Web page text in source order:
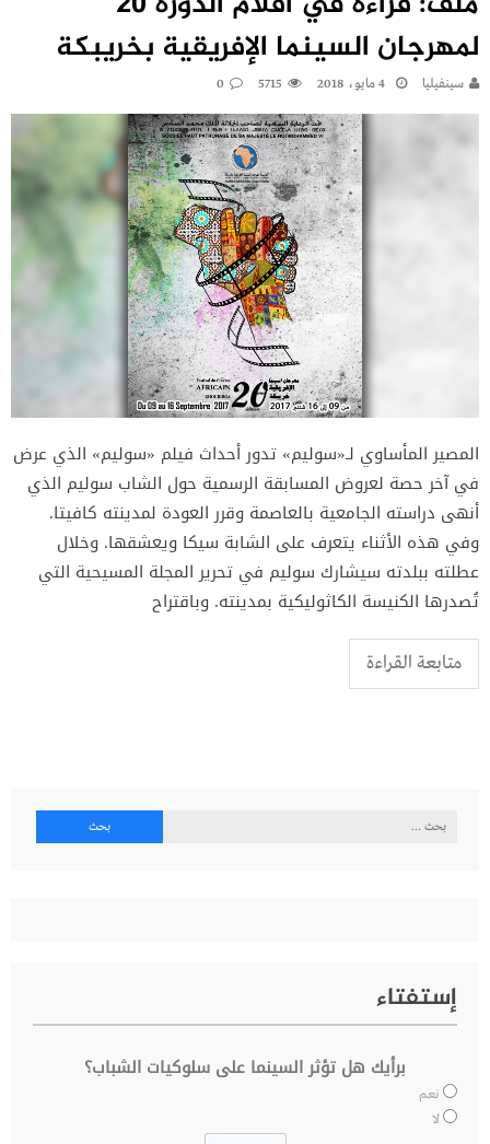
لمهرجان السينما الإفريقية بخريبكة
سينفيليا 4 مايو، 2018 5715
0
المصير المأساوي لـ«سوليم» تدور أحداث فيلم «سوليم» الذي عرض
في آخر حصة لعروض المسابقة الرسمية حول الشاب سوليم الذي
أنهى دراسته الجامعية بالعاصمة وقرر العودة لمدينته كافيتا.
وفي هذه الأثناء يتعرف على الشابة سيكا ويعشقها. وخلال
عطلته ببلدته سيشارك سوليم في تحرير المجلة المسيحية التي
تُصدرها الكنيسة الكاثوليكية بمدينته. وباقتراح
متابعة القراءة
البحث
إستفتاء
برأيك هل تؤثر السينما على سلوكيات الشباب؟
نعم
لا